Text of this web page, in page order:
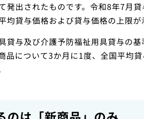
発出されたものです。令和8年7月
均貸与価格および貸与価格の上限が
貸与及び介護予防福祉用具貸与の
品について3か月に1度、全国平均